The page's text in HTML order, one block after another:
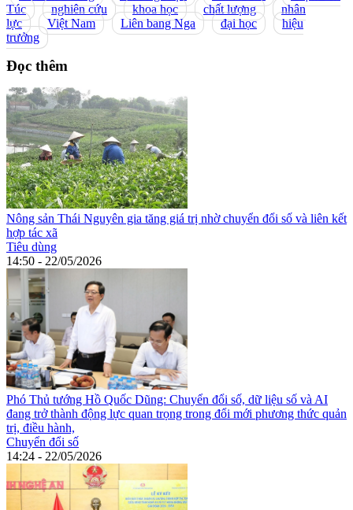
Túc
nghiên cứu khoa học chất lượng
nhân
lực
Việt Nam Liên bang Nga đại học
hiệu
trưởng
Đọc thêm
Nông sản Thái Nguyên gia tăng giá trị nhờ chuyển đổi số và liên kết
hợp tác xã
Tiêu dùng
14:50 - 22/05/2026
Phó Thủ tướng Hồ Quốc Dũng: Chuyển đổi số, dữ liệu số và AI
đang trở thành động lực quan trọng trong đổi mới phương thức quản
trị, điều hành,
Chuyển đổi số
14:24 - 22/05/2026